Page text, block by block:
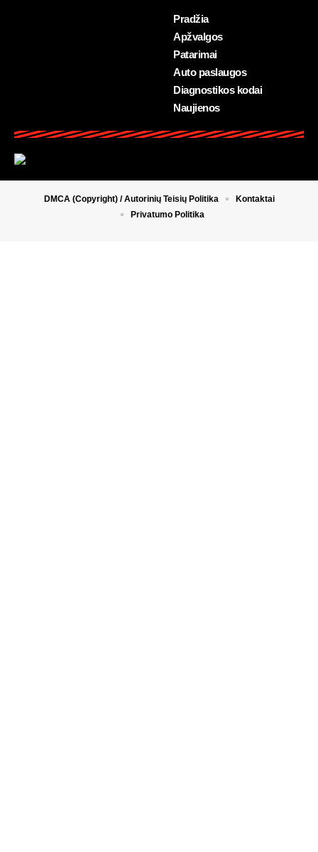
Pradžia
Apžvalgos
Patarimai
Auto paslaugos
Diagnostikos kodai
Naujienos
DMCA (Copyright) / Autorinių Teisių Politika
Kontaktai
Privatumo Politika